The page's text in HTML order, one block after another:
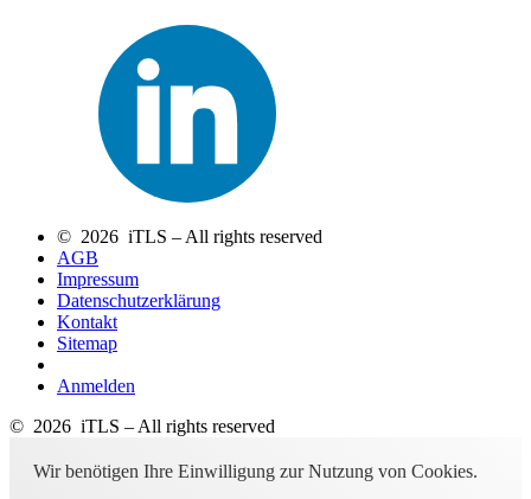
© 2026 iTLS – All rights reserved
AGB
Impressum
Datenschutzerklärung
Kontakt
Sitemap
Anmelden
© 2026 iTLS – All rights reserved
Wir benötigen Ihre Einwilligung zur Nutzung von Cookies.